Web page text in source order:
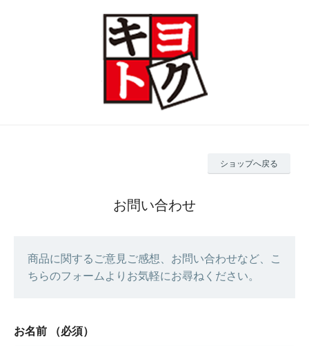
ショップへ戻る
お問い合わせ
商品に関するご意見ご感想、お問い合わせなど、こ
ちらのフォームよりお気軽にお尋ねください。
お名前 （必須）